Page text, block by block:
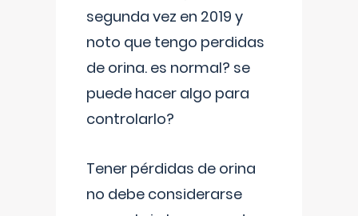
segunda vez en 2019 y
noto que tengo perdidas
de orina. es normal? se
puede hacer algo para
controlarlo?
Tener pérdidas de orina
no debe considerarse